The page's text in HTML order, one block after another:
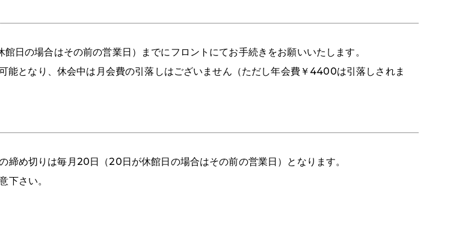
日の場合はその前の営業日）までにフロントにてお手続きをお願いいたします。
能となり、休会中は月会費の引落しはございません（ただし年会費￥4400は引落しされま
め切りは毎月20日（20日が休館日の場合はその前の営業日）となります。
下さい。